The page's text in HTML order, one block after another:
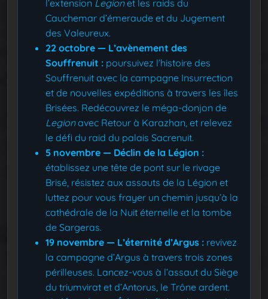
l’extension Legionet les raids du
Cauchemar d’émeraude et du Jugement
des Valeureux.
22 octobre — L’avènement des
Souffrenuit : poursuivez l’histoire des
Souffrenuit avec la campagne Insurrection
et de nouvelles expéditions à travers les îles
Brisées. Redécouvrez le méga-donjon de
Legionavec Retour à Karazhan, et relevez
le défi du raid du palais Sacrenuit.
5 novembre — Déclin de la Légion :
établissez une tête de pont sur le rivage
Brisé, résistez aux assauts de la Légion et
luttez pour vous frayer un chemin jusqu’à la
cathédrale de la Nuit éternelle et la tombe
de Sargeras.
19 novembre — L’éternité d’Argus : revivez
la campagne d’Argus à travers trois zones
périlleuses. Lancez-vous à l’assaut du Siège
du triumvirat et d’Antorus, le Trône ardent.